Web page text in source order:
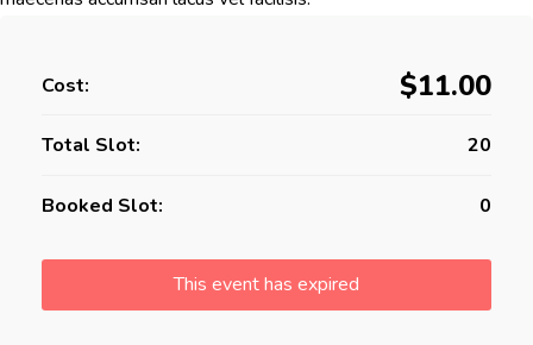
Cost: $11.00
Total Slot: 20
Booked Slot: 0
This event has expired